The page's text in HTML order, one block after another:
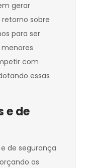
gerar
sobre
para ser
com
essas
e de
de segurança
as